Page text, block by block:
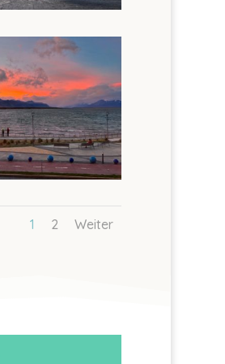
1 2 Weiter